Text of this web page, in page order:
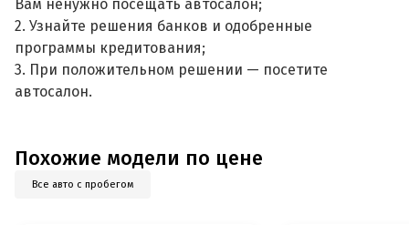
Вам ненужно посещать автосалон;
2. Узнайте решения банков и одобренные
программы кредитования;
3. При положительном решении — посетите
автосалон.
Похожие модели по цене
Все авто с пробегом